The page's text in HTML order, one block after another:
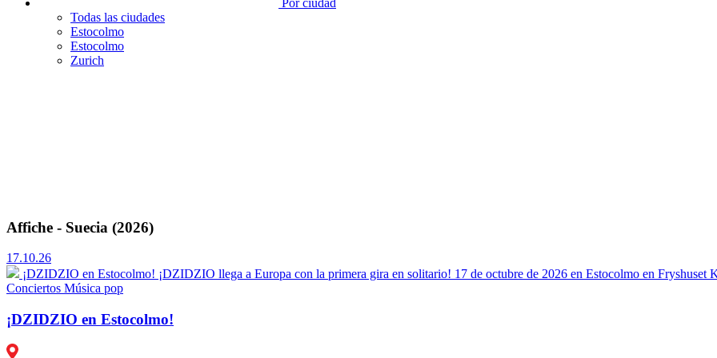
Por ciudad
Todas las ciudades
Estocolmo
Estocolmo
Zurich
Affiche - Suecia (2026)
17.10.26
¡DZIDZIO en Estocolmo! ¡DZIDZIO llega a Europa con la primera gira en solitario! 17 de octubre de 2026 en Estocolmo en Fryshuset
Conciertos Música pop
¡DZIDZIO en Estocolmo!